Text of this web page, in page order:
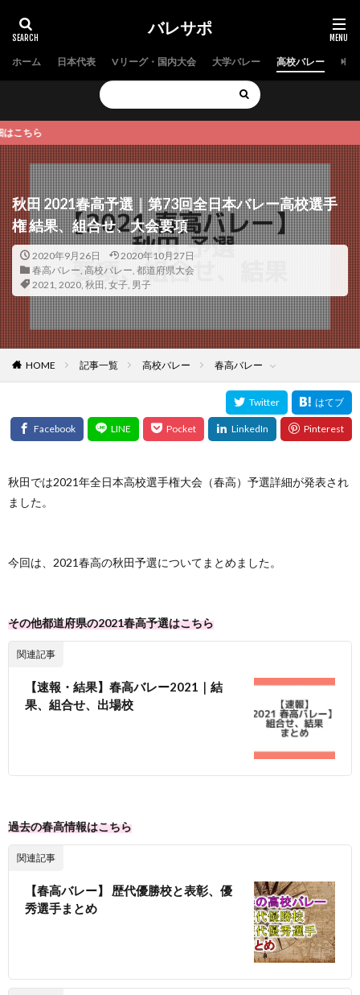
バレサポ
ホーム 日本代表 Vリーグ・国内大会 大学バレー 高校バレー 中
秋田 2021春高予選｜第73回全日本バレー高校選手
権 結果、組合せ、大会要項
2020年9月26日
2020年10月27日
春高バレー, 高校バレー, 都道府県大会
2021, 2020, 秋田, 女子, 男子
HOME 記事一覧 高校バレー 春高バレー
秋田では2021年全日本高校選手権大会（春高）予選詳細が発表され
ました。
今回は、2021春高の秋田予選についてまとめました。
その他都道府県の2021春高予選はこちら
関連記事
【速報・結果】春高バレー2021｜結
果、組合せ、出場校
過去の春高情報はこちら
関連記事
【春高バレー】 歴代優勝校と表彰、優
秀選手まとめ